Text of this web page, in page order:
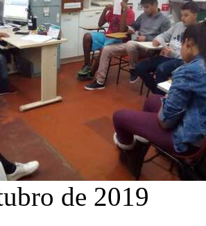
de 2019